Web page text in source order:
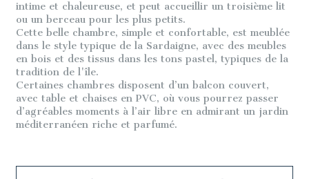
intime et chaleureuse, et peut accueillir un troisième lit
ou un berceau pour les plus petits.
Cette belle chambre, simple et confortable, est meublée
dans le style typique de la Sardaigne, avec des meubles
en bois et des tissus dans les tons pastel, typiques de la
tradition de l'île.
Certaines chambres disposent d’un balcon couvert,
avec table et chaises en PVC, où vous pourrez passer
d’agréables moments à l’air libre en admirant un jardin
méditerranéen riche et parfumé.